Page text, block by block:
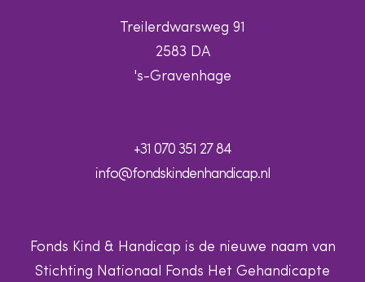
Treilerdwarsweg 91
2583 DA
's-Gravenhage
+31 070 351 27 84
info@fondskindenhandicap.nl
Fonds Kind & Handicap is de nieuwe naam van
Stichting Nationaal Fonds Het Gehandicapte